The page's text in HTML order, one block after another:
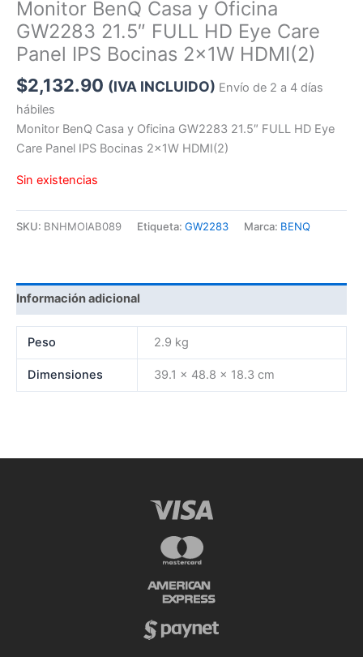
Monitor BenQ Casa y Oficina
GW2283 21.5″ FULL HD Eye Care
Panel IPS Bocinas 2x1W HDMI(2)
$2,132.90 (IVA INCLUIDO) Envío de 2 a 4 días
hábiles
Monitor BenQ Casa y Oficina GW2283 21.5″ FULL HD Eye
Care Panel IPS Bocinas 2x1W HDMI(2)
Sin existencias
SKU: BNHMOIAB089 Etiqueta: GW2283 Marca: BENQ
Información adicional
Peso 2.9 kg
Dimensiones 39.1 × 48.8 × 18.3 cm